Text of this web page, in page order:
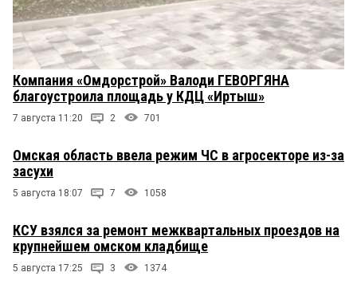
Компания «Омдорстрой» Валоди ГЕВОРГЯНА
благоустроила площадь у КДЦ «Иртыш»
7 августа 11:20 2 701
Омская область ввела режим ЧС в агросекторе из-за
засухи
5 августа 18:07 7 1058
КСУ взялся за ремонт межквартальных проездов на
крупнейшем омском кладбище
5 августа 17:25 3 1374